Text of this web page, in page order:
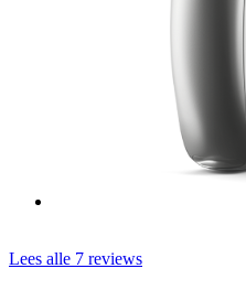
Lees alle 7 reviews